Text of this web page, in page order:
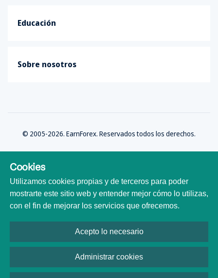
Educación
Sobre nosotros
© 2005-2026. EarnForex. Reservados todos los derechos.
Todas las marcas comerciales, logotipos y nombres de marca son
propiedad de sus respectivos dueños. Todos los nombres de empresas,
productos y servicios utilizados en este sitio web son solo para fines de
identificación. El uso de estos nombres, marcas comerciales y nombres de
marca no implica afiliación ni respaldo.
Desarrollado por
Cookies
Utilizamos cookies propias y de terceros para poder
mostrarte este sitio web y entender mejor cómo lo utilizas,
con el fin de mejorar los servicios que ofrecemos.
Acepto lo necesario
Administrar cookies